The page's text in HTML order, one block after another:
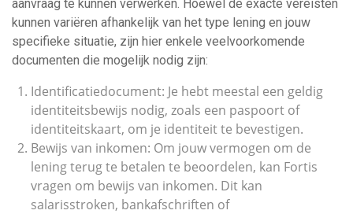
aanvraag te kunnen verwerken. Hoewel de exacte vereisten
kunnen variëren afhankelijk van het type lening en jouw
specifieke situatie, zijn hier enkele veelvoorkomende
documenten die mogelijk nodig zijn:
Identificatiedocument: Je hebt meestal een geldig
identiteitsbewijs nodig, zoals een paspoort of
identiteitskaart, om je identiteit te bevestigen.
Bewijs van inkomen: Om jouw vermogen om de
lening terug te betalen te beoordelen, kan Fortis
vragen om bewijs van inkomen. Dit kan
salarisstroken, bankafschriften of